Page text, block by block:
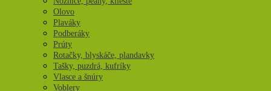
Olovo
Plaváky
Podberáky
Prúty
Rotačky, blyskáče, plandavky
Tašky, puzdrá, kufríky
Vlasce a šnúry
Voblery